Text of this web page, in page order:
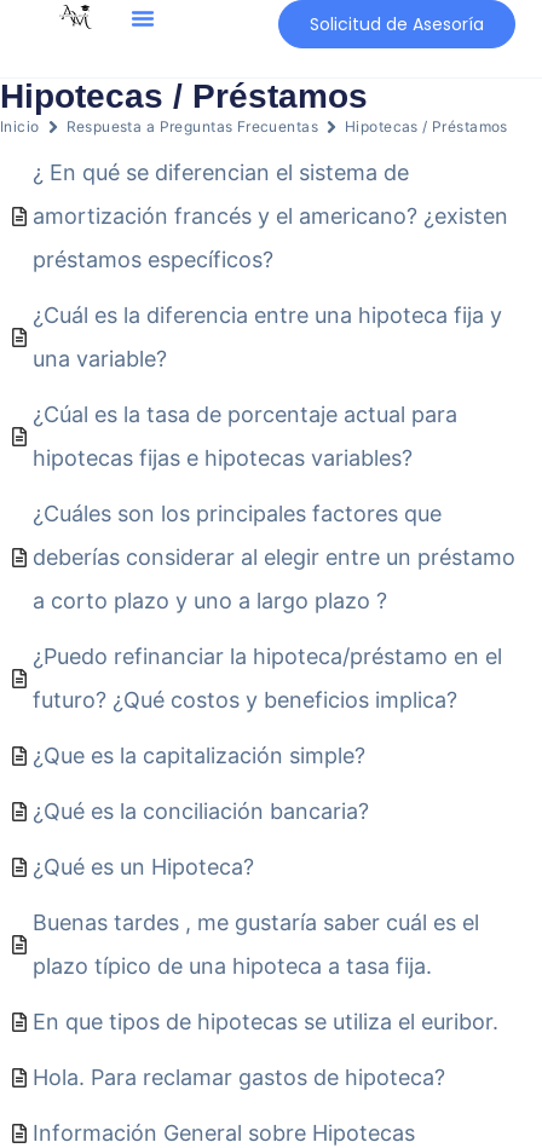
Solicitud de Asesoría
Hipotecas / Préstamos
Inicio Respuesta a Preguntas Frecuentas Hipotecas / Préstamos
¿ En qué se diferencian el sistema de
amortización francés y el americano? ¿existen
préstamos específicos?
¿Cuál es la diferencia entre una hipoteca fija y
una variable?
¿Cúal es la tasa de porcentaje actual para
hipotecas fijas e hipotecas variables?
¿Cuáles son los principales factores que
deberías considerar al elegir entre un préstamo
a corto plazo y uno a largo plazo ?
¿Puedo refinanciar la hipoteca/préstamo en el
futuro? ¿Qué costos y beneficios implica?
¿Que es la capitalización simple?
¿Qué es la conciliación bancaria?
¿Qué es un Hipoteca?
Buenas tardes , me gustaría saber cuál es el
plazo típico de una hipoteca a tasa fija.
En que tipos de hipotecas se utiliza el euribor.
Hola. Para reclamar gastos de hipoteca?
Información General sobre Hipotecas